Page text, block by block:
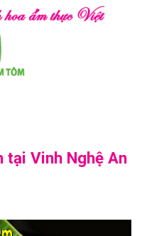
tại Vinh Nghệ An